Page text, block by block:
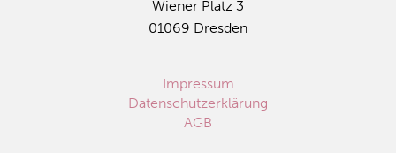
Wie­ner Platz 3
01069 Dres­den
Impressum
Datenschutzerklärung
AGB